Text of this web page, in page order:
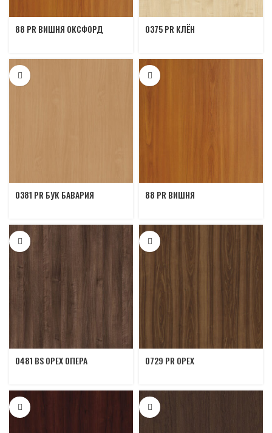
88 PR ВИШНЯ ОКСФОРД 0375 PR КЛЁН
0381 PR БУК БАВАРИЯ 88 PR ВИШНЯ
0481 BS ОРЕХ ОПЕРА 0729 PR ОРЕХ